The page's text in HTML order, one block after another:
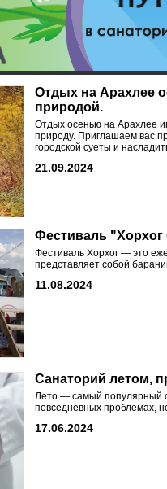
Отдых на Арахлее
природой.
Отдых осенью на Арахлее
природу. Приглашаем вас
городской суеты и
21.09.2024
Фестиваль "Хорхог
Фестиваль Хорхог — это
представляет собой
11.08.2024
Санаторий летом,
Лето — самый популярный
повседневных проблемах,
17.06.2024